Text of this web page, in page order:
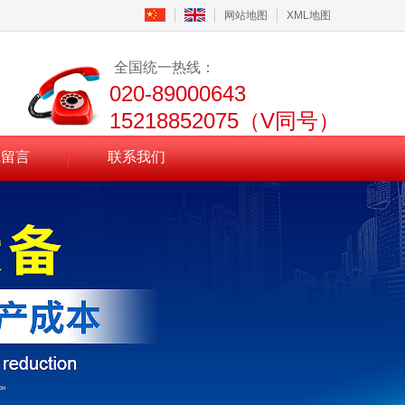
网站地图 XML地图
全国统一热线：
020-89000643
15218852075（V同号）
言 联系我们